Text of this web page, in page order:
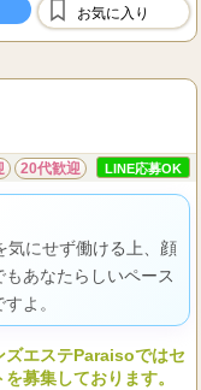
お気に入り
20代歓迎 LINE応募OK
気にせず働ける上、顔
あなたらしいペース
よ。
ズエステParaisoではセ
募集しております。